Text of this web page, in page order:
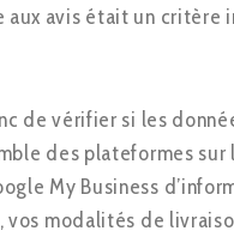
aux avis était un critère
de vérifier si les
des plateformes
My Business
vos modalités de